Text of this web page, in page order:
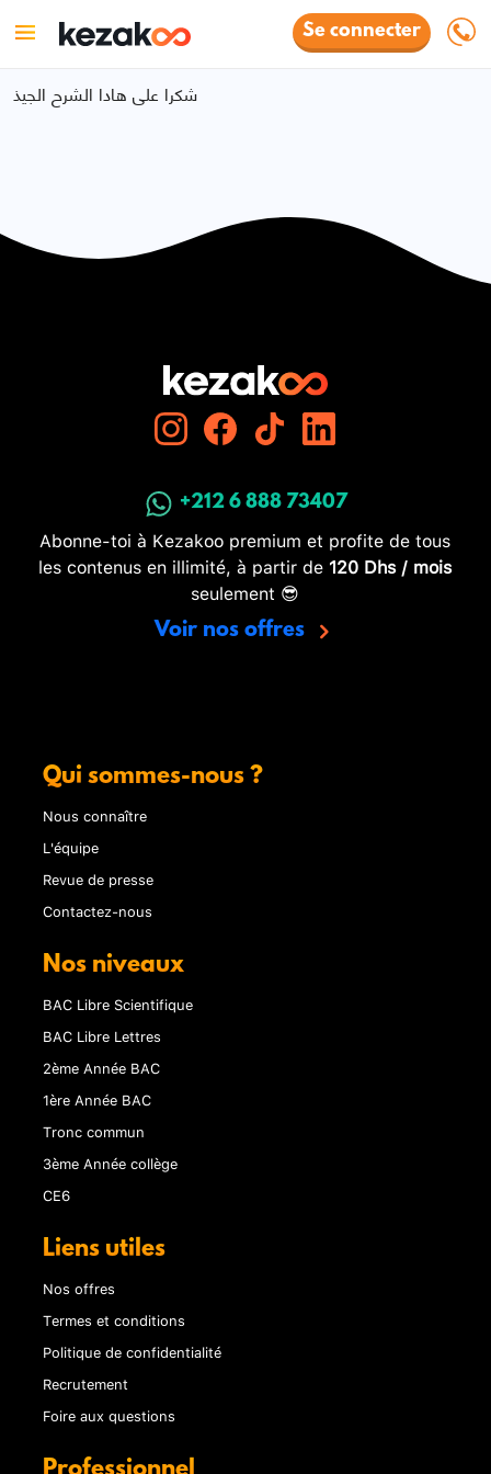
Se connecter
شكرا على هادا الشرح الجيذ
+212 6 888 73407
Abonne-toi à Kezakoo premium et profite de tous
les contenus en illimité, à partir de 120 Dhs / mois
seulement 😎
Voir nos offres
Qui sommes-nous ?
Nous connaître
L'équipe
Revue de presse
Contactez-nous
Nos niveaux
BAC Libre Scientifique
BAC Libre Lettres
2ème Année BAC
1ère Année BAC
Tronc commun
3ème Année collège
CE6
Liens utiles
Nos offres
Termes et conditions
Politique de confidentialité
Recrutement
Foire aux questions